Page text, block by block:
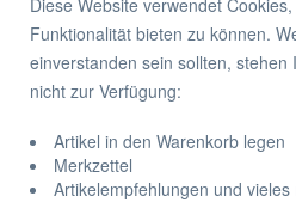
BMW 1250 R 1250
Bremsen Fahrwerk
Verkleidung Windschild
Funktionalität bieten zu können.
einverstanden sein sollten,
nicht zur Verfügung:
Artikel in den Warenkorb legen
Merkzettel
Artikelempfehlungen und vieles